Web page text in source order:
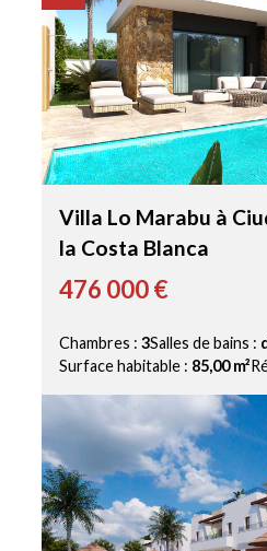
Villa Lo Marabu à
la Costa Blanca
476 000 €
Chambres :3Salles de bains :
Surface habitable : 85,00 m²